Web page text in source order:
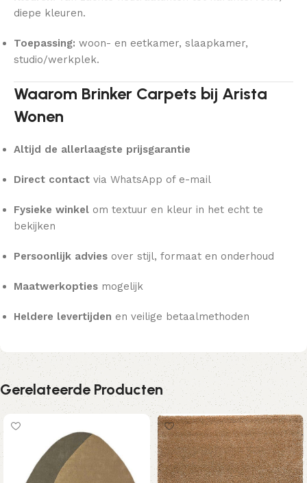
diepe kleuren.
Toepassing: woon- en eetkamer, slaapkamer,
studio/werkplek.
Waarom Brinker Carpets bij Arista
Wonen
Altijd de allerlaagste prijsgarantie
Direct contact via WhatsApp of e-mail
Fysieke winkel om textuur en kleur in het echt te
bekijken
Persoonlijk advies over stijl, formaat en onderhoud
Maatwerkopties mogelijk
Heldere levertijden en veilige betaalmethoden
Gerelateerde Producten